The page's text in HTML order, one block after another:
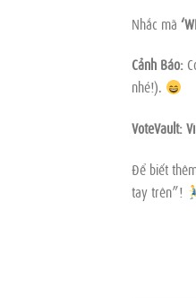
Nhắc mã
Cảnh Báo:
nhé!).
VoteVault:
Để biết
tay trên”!